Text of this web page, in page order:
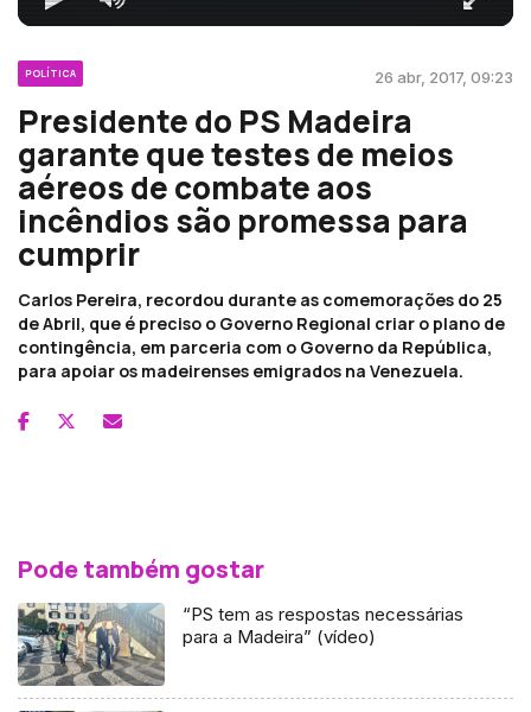
POLÍTICA 26 abr, 2017, 09:23
Presidente do PS Madeira
garante que testes de meios
aéreos de combate aos
incêndios são promessa para
cumprir
Carlos Pereira, recordou durante as comemorações do 25
de Abril, que é preciso o Governo Regional criar o plano de
contingência, em parceria com o Governo da República,
para apoiar os madeirenses emigrados na Venezuela.
Pode também gostar
“PS tem as respostas necessárias
para a Madeira” (vídeo)